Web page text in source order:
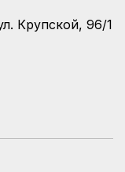
Крупской, 96/1